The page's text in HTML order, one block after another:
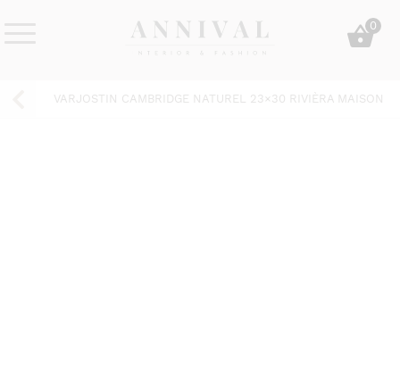
&
0
VARJOSTIN CAMBRIDGE NATUREL 23×30 RIVIÈRA MAISON